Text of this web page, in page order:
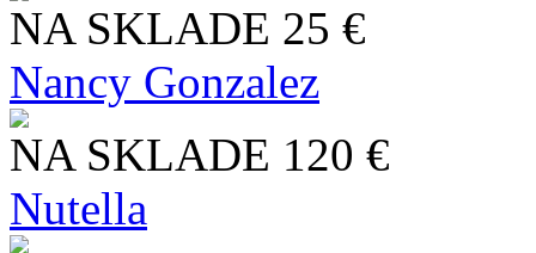
NA SKLADE 25 €
Nancy Gonzalez
NA SKLADE 120 €
Nutella